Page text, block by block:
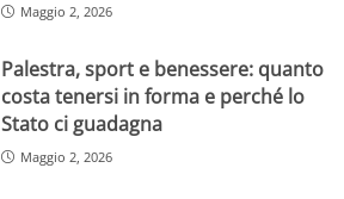
Maggio 2, 2026
Palestra, sport e benessere: quanto
costa tenersi in forma e perché lo
Stato ci guadagna
Maggio 2, 2026